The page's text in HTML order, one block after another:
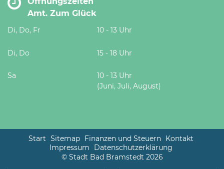
Amt. Zum Glück
Di, Do, Fr 10 - 13 Uhr
Di, Do 15 - 18 Uhr
Sa
10 - 13 Uhr
(Juni, Juli, August)
Start Sitemap Finanzen und Steuern Kontakt
Impressum
Datenschutzerklärung
© Stadt Bad Bramstedt 2026